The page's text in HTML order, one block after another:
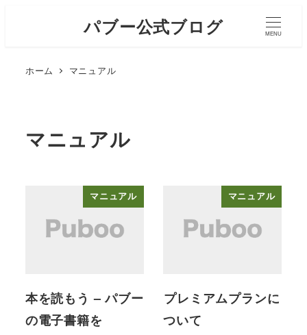
パブー公式ブログ MENU
ホーム マニュアル
マニュアル
マニュアル
本を読もう – パブー
の電子書籍を
マニュアル
プレミアムプランに
ついて